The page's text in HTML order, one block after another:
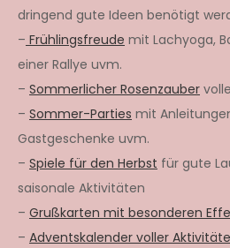
dringend gute Ideen benötigt
– Frühlingsfreude mit Lachyoga,
einer Rallye uvm.
– Sommerlicher Rosenzauber
– Sommer-Parties mit
Gastgeschenke uvm.
– Spiele für den Herbst für gute
saisonale Aktivitäten
– Grußkarten mit besonderen
– Adventskalender voller